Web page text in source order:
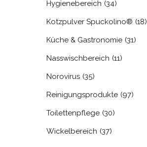
Hygienebereich (34)
Kotzpulver Spuckolino® (18)
Küche & Gastronomie (31)
Nasswischbereich (11)
Norovirus (35)
Reinigungsprodukte (97)
Toilettenpflege (30)
Wickelbereich (37)